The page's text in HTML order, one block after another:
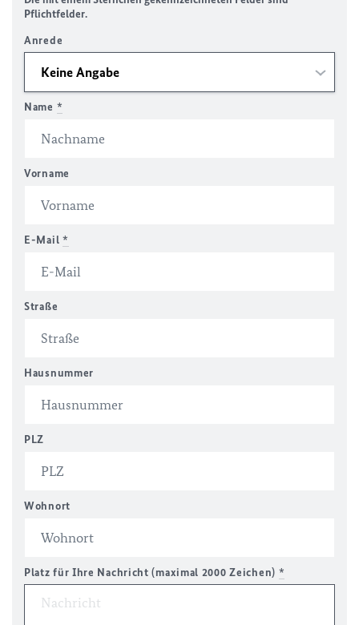
Pflichtfelder.
Anrede
Name *
Vorname
E-Mail *
Straße
Hausnummer
PLZ
Wohnort
Platz für Ihre Nachricht (maximal 2000 Zeichen) *